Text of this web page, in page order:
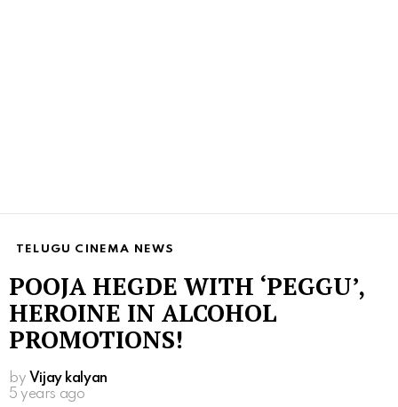
TELUGU CINEMA NEWS
POOJA HEGDE WITH ‘PEGGU’,
HEROINE IN ALCOHOL
PROMOTIONS!
by Vijay kalyan
5 years ago